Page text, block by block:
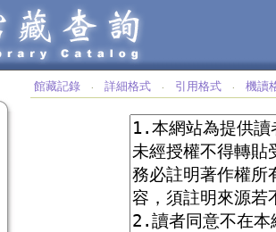
館藏記錄 ‧ 詳細格式 ‧ 引用格式 ‧ 機讀